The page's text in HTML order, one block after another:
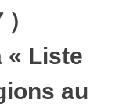
« Liste
au